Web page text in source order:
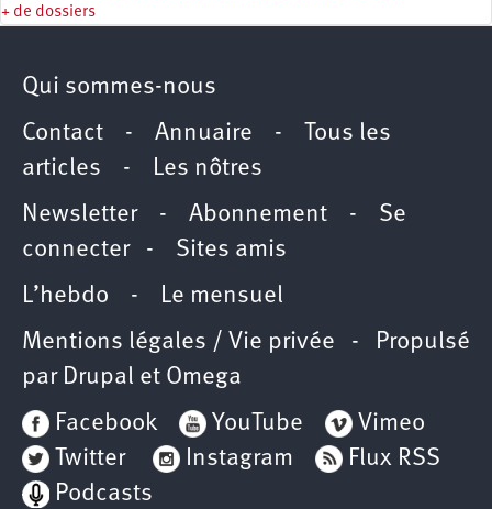
+ de dossiers
Qui sommes-nous
Contact - Annuaire -
Tous les
articles - Les nôtres
Newsletter- Abonnement - Se
connecter- Sites amis
L’hebdo - Le mensuel
Mentions légales / Vie privée - Propulsé
par Drupal et Omega
Facebook
YouTube
Vimeo
Twitter
Instagram
Flux RSS
Podcasts